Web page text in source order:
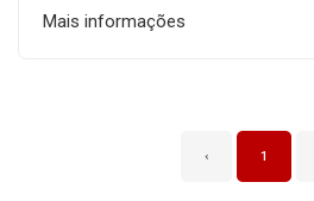
Mais informações
‹ 1